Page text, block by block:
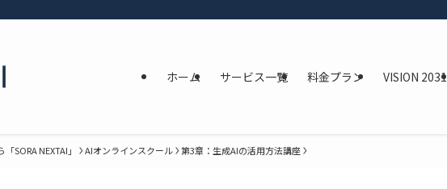
ホーム サービス一覧 料金プラン VISION 2031
SORA NEXTAI」 AIオンラインスクール 第3章：生成AIの活用方法講座